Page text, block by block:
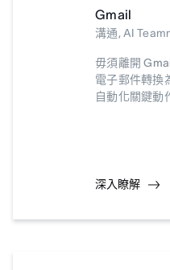
Gmail
溝通, AI
毋須離開
電子郵件轉換
自動化關鍵動
深入瞭解